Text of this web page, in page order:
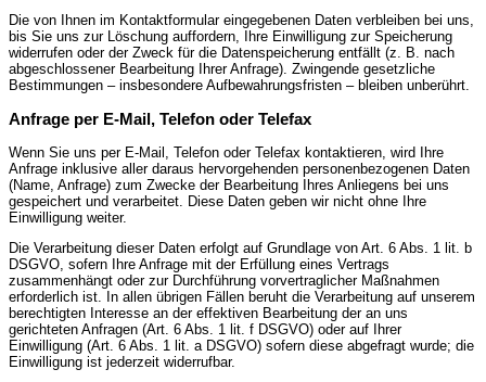
Die von Ihnen im Kontaktformular eingegebenen Daten verbleiben bei uns,
bis Sie uns zur Löschung auffordern, Ihre Einwilligung zur Speicherung
widerrufen oder der Zweck für die Datenspeicherung entfällt (z. B. nach
abgeschlossener Bearbeitung Ihrer Anfrage). Zwingende gesetzliche
Bestimmungen – insbesondere Aufbewahrungsfristen – bleiben unberührt.
Anfrage per E-Mail, Telefon oder Telefax
Wenn Sie uns per E-Mail, Telefon oder Telefax kontaktieren, wird Ihre
Anfrage inklusive aller daraus hervorgehenden personenbezogenen Daten
(Name, Anfrage) zum Zwecke der Bearbeitung Ihres Anliegens bei uns
gespeichert und verarbeitet. Diese Daten geben wir nicht ohne Ihre
Einwilligung weiter.
Die Verarbeitung dieser Daten erfolgt auf Grundlage von Art. 6 Abs. 1 lit. b
DSGVO, sofern Ihre Anfrage mit der Erfüllung eines Vertrags
zusammenhängt oder zur Durchführung vorvertraglicher Maßnahmen
erforderlich ist. In allen übrigen Fällen beruht die Verarbeitung auf unserem
berechtigten Interesse an der effektiven Bearbeitung der an uns
gerichteten Anfragen (Art. 6 Abs. 1 lit. f DSGVO) oder auf Ihrer
Einwilligung (Art. 6 Abs. 1 lit. a DSGVO) sofern diese abgefragt wurde; die
Einwilligung ist jederzeit widerrufbar.